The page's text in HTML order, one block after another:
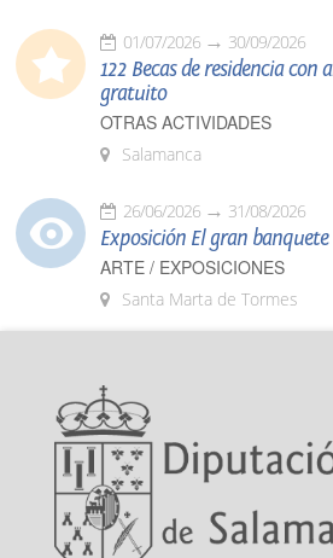
01/07/2026 30/09/2026
122 Becas de residencia
gratuito
OTRAS ACTIVIDADES
Salamanca
26/06/2026 31/08/2026
Exposición El gran banquete
ARTE / EXPOSICIONES
Santa Marta de Tormes